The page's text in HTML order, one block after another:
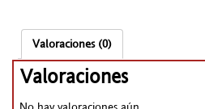
Valoraciones (0)
Valoraciones